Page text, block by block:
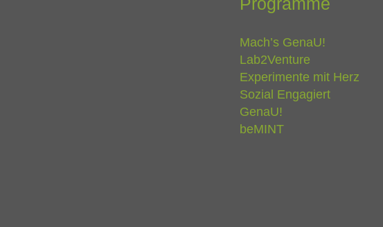
Mach’s GenaU!
Lab2Venture
Experimente mit Herz
Sozial Engagiert
GenaU!
beMINT